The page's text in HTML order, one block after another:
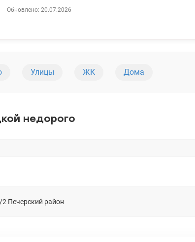
Обновлено: 20.07.2026
Улицы ЖК Дома
недорого
Печерский район